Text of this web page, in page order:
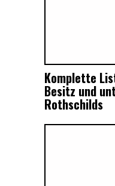
Komplette
Besitz und
Rothschilds